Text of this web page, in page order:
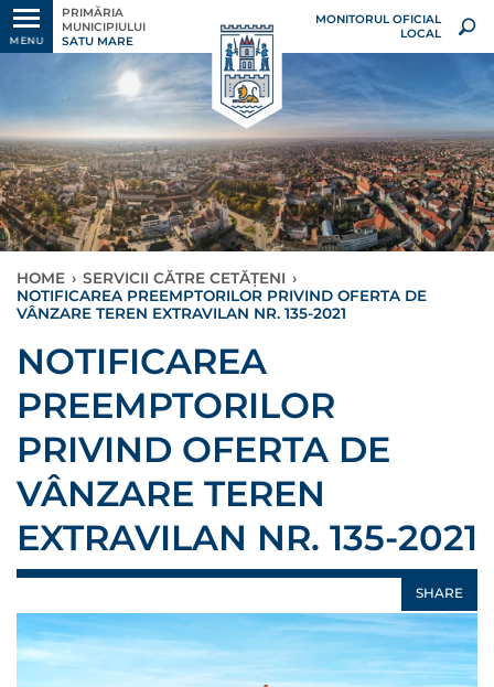
MENU
PRIMĂRIA
MUNICIPIULUI
SATU MARE
MONITORUL OFICIAL
LOCAL
HOME › SERVICII CĂTRE CETĂȚENI ›
NOTIFICAREA PREEMPTORILOR PRIVIND OFERTA DE
VÂNZARE TEREN EXTRAVILAN NR. 135-2021
NOTIFICAREA
PREEMPTORILOR
PRIVIND OFERTA DE
VÂNZARE TEREN
EXTRAVILAN NR. 135-2021
SHARE